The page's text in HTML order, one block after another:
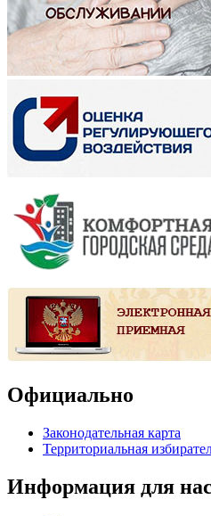
Официально
Законодательная карта
Территориальная
Информация для